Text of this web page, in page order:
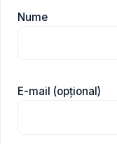
Nume
E-mail (opțional)